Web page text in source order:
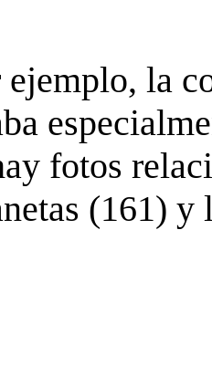
ejemplo, la
fotos
(161) y